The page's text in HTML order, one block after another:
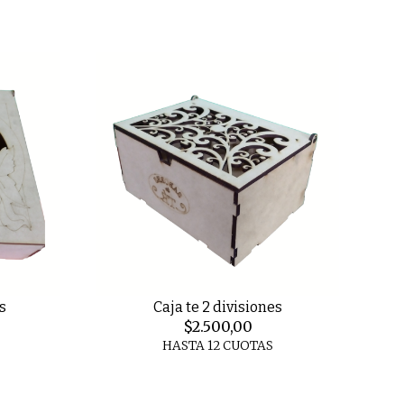
Caja te 2 divisiones
$2.500,00
HASTA 12 CUOTAS